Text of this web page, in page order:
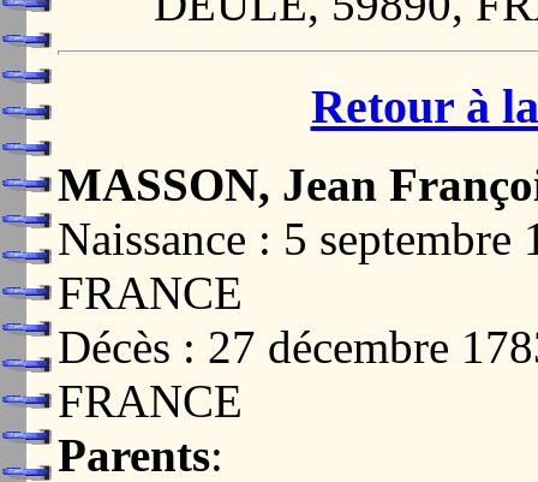
Retour à
MASSON, Jean
Naissance : 5
FRANCE
Décès : 27 décembre
FRANCE
Parents: